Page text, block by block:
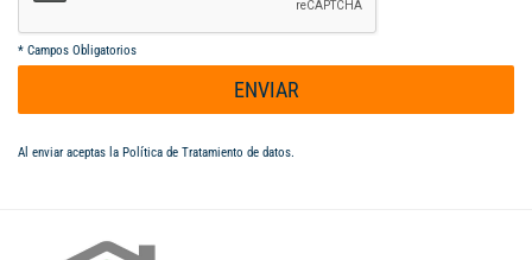
* Campos Obligatorios
ENVIAR
Al enviar aceptas la Política de Tratamiento de datos.